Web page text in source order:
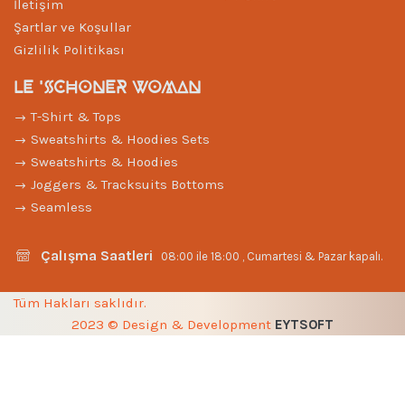
İletişim
Şartlar ve Koşullar
Gizlilik Politikası
LE 'SCHONER WOMAN
T-Shirt & Tops
Sweatshirts & Hoodies Sets
Sweatshirts & Hoodies
Joggers & Tracksuits Bottoms
Seamless
Çalışma Saatleri 08:00 ile 18:00 , Cumartesi & Pazar kapalı.
Tüm Hakları saklıdır.
2023 © Design & Development EYTSOFT